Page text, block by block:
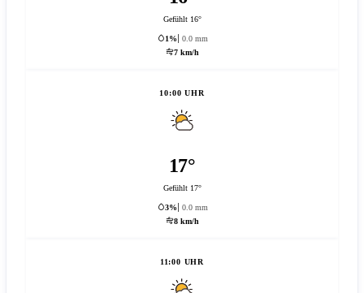
Gefühlt 16°
1%
0.0 mm
7 km/h
10:00 UHR
17°
Gefühlt 17°
3%
0.0 mm
8 km/h
11:00 UHR